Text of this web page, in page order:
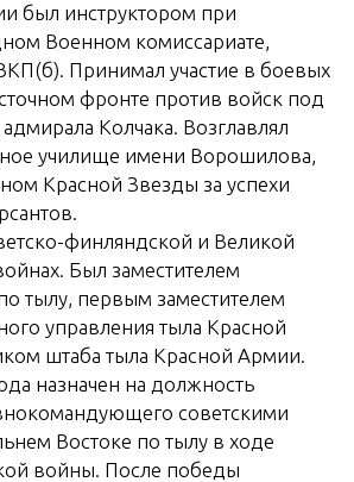
был инструктором при
Военном комиссариате,
Принимал участие в боевых
фронте против войск под
Колчака. Возглавлял
училище имени Ворошилова,
Красной Звезды за успехи
финляндской и Великой
Был заместителем
тылу, первым заместителем
управления тыла Красной
штаба тыла Красной Армии.
назначен на должность
советскими
Востоке по тылу в ходе
войны. После победы